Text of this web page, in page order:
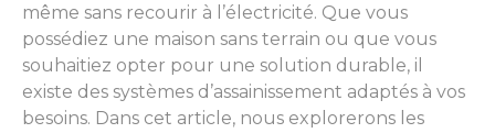
même sans recourir à l’électricité. Que vous
possédiez une maison sans terrain ou que vous
souhaitiez opter pour une solution durable, il
existe des systèmes d’assainissement adaptés à vos
besoins. Dans cet article, nous explorerons les